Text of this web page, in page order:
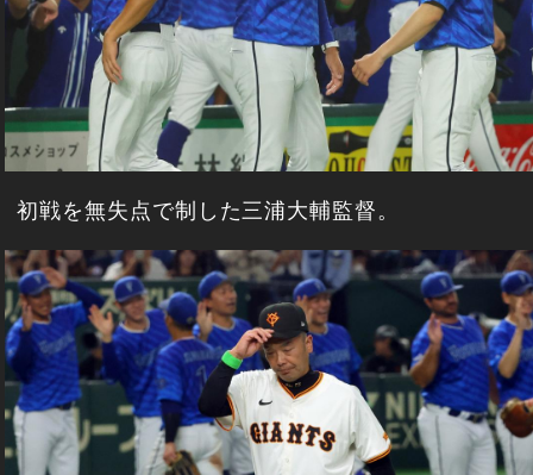
初戦を無失点で制した三浦大輔監督。